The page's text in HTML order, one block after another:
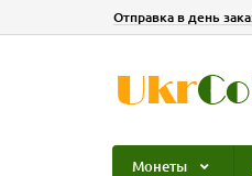
Отправка в день
Монеты